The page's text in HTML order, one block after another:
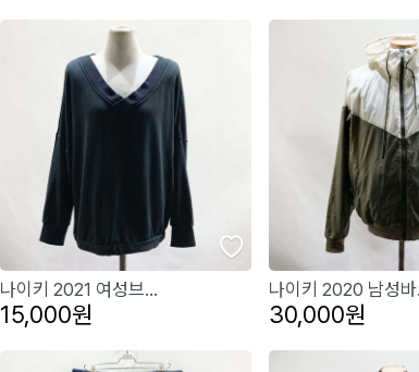
나이키 2021 여성브...
15,000원
나이키 2020 남성바
30,000원